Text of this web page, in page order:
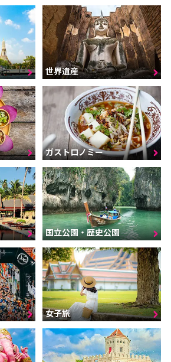
世界遺産
ガストロノミー
国立公園・歴史公園
女子旅